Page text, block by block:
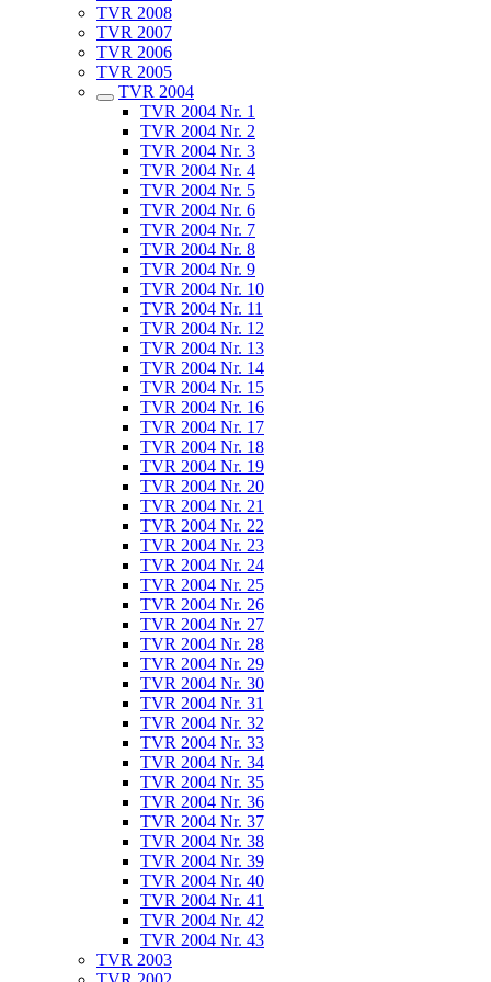
TVR 2008
TVR 2007
TVR 2006
TVR 2005
TVR 2004
TVR 2004 Nr. 1
TVR 2004 Nr. 2
TVR 2004 Nr. 3
TVR 2004 Nr. 4
TVR 2004 Nr. 5
TVR 2004 Nr. 6
TVR 2004 Nr. 7
TVR 2004 Nr. 8
TVR 2004 Nr. 9
TVR 2004 Nr. 10
TVR 2004 Nr. 11
TVR 2004 Nr. 12
TVR 2004 Nr. 13
TVR 2004 Nr. 14
TVR 2004 Nr. 15
TVR 2004 Nr. 16
TVR 2004 Nr. 17
TVR 2004 Nr. 18
TVR 2004 Nr. 19
TVR 2004 Nr. 20
TVR 2004 Nr. 21
TVR 2004 Nr. 22
TVR 2004 Nr. 23
TVR 2004 Nr. 24
TVR 2004 Nr. 25
TVR 2004 Nr. 26
TVR 2004 Nr. 27
TVR 2004 Nr. 28
TVR 2004 Nr. 29
TVR 2004 Nr. 30
TVR 2004 Nr. 31
TVR 2004 Nr. 32
TVR 2004 Nr. 33
TVR 2004 Nr. 34
TVR 2004 Nr. 35
TVR 2004 Nr. 36
TVR 2004 Nr. 37
TVR 2004 Nr. 38
TVR 2004 Nr. 39
TVR 2004 Nr. 40
TVR 2004 Nr. 41
TVR 2004 Nr. 42
TVR 2004 Nr. 43
TVR 2003